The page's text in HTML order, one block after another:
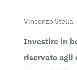
Vincenzo Stella
Investire in
riservato agli